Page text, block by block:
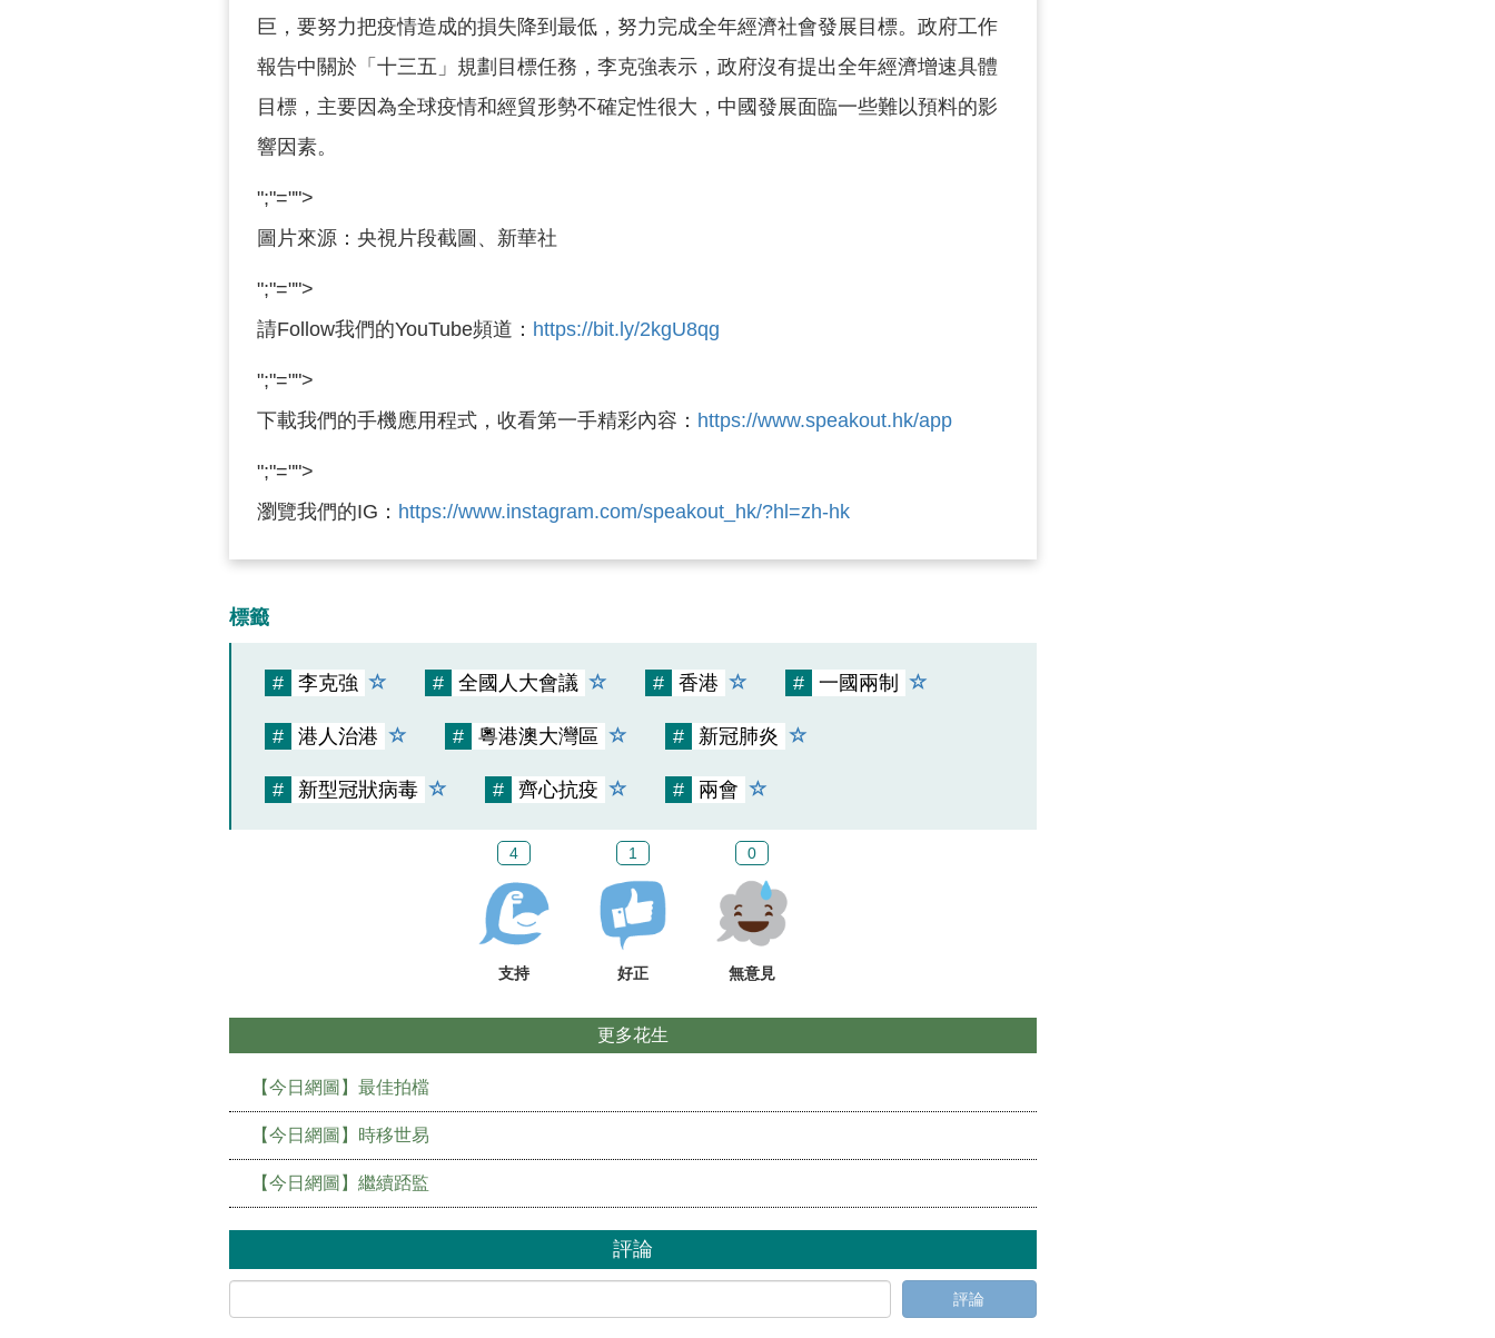
巨，要努力把疫情造成的損失降到最低，努力完成全年經濟社會發展目標。政府工作
報告中關於「十三五」規劃目標任務，李克強表示，政府沒有提出全年經濟增速具體
目標，主要因為全球疫情和經貿形勢不確定性很大，中國發展面臨一些難以預料的影
響因素。
";"="">
圖片來源：央視片段截圖、新華社
";"="">
請Follow我們的YouTube頻道： https://bit.ly/2kgU8qg
";"="">
下載我們的手機應用程式，收看第一手精彩內容： https://www.speakout.hk/app
";"="">
瀏覽我們的IG： https://www.instagram.com/speakout_hk/?hl=zh-hk
標籤
# 李克強 # 全國人大會議 # 香港 # 一國兩制
# 港人治港 # 粵港澳大灣區 # 新冠肺炎
# 新型冠狀病毒 # 齊心抗疫 # 兩會
4
支持
1
好正
0
無意見
更多花生
【今日網圖】最佳拍檔
【今日網圖】時移世易
【今日網圖】繼續踎監
評論
評論